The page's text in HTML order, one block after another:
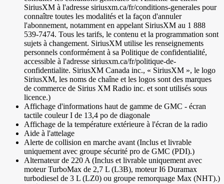
SiriusXM à l'adresse siriusxm.ca/fr/conditions-generales pour
connaître toutes les modalités et la façon d'annuler
l'abonnement, notamment en appelant SiriusXM au 1 888
539-7474. Tous les tarifs, le contenu et la programmation sont
sujets à changement. SiriusXM utilise les renseignements
personnels conformément à sa Politique de confidentialité,
accessible à l'adresse siriusxm.ca/fr/politique-de-
confidentialite. SiriusXM Canada inc., « SiriusXM », le logo
SiriusXM, les noms de chaîne et les logos sont des marques
de commerce de Sirius XM Radio inc. et sont utilisés sous
licence.)
Affichage d'informations haut de gamme de GMC - écran
tactile couleur I de 13,4 po de diagonale
Affichage de la température extérieure à l'écran de la radio
Aide à l'attelage
Alerte de collision en marche avant (Inclus et livrable
uniquement avec groupe sécurité pro de GMC (PDI).)
Alternateur de 220 A (Inclus et livrable uniquement avec
moteur TurboMax de 2,7 L (L3B), moteur I6 Duramax
turbodiesel de 3 L (LZ0) ou groupe remorquage Max (NHT).)